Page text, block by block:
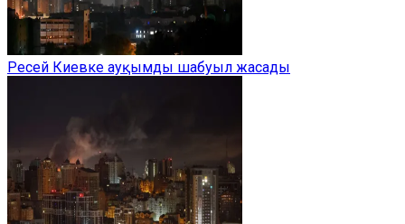
Ресей Киевке ауқымды шабуыл жасады